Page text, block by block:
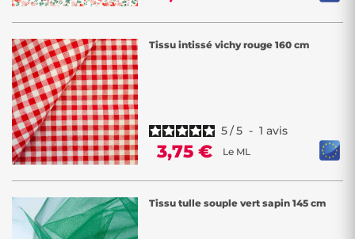
Tissu intissé vichy rouge 160 cm
5/5 - 1 avis
3,75 € Le ML
Tissu tulle souple vert sapin 145 cm